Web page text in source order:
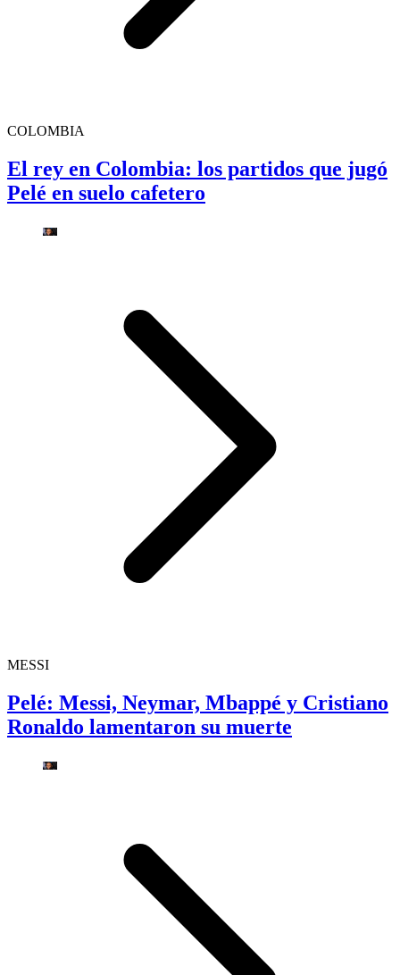
COLOMBIA
El rey en Colombia: los partidos que jugó
Pelé en suelo cafetero
MESSI
Pelé: Messi, Neymar, Mbappé y Cristiano
Ronaldo lamentaron su muerte